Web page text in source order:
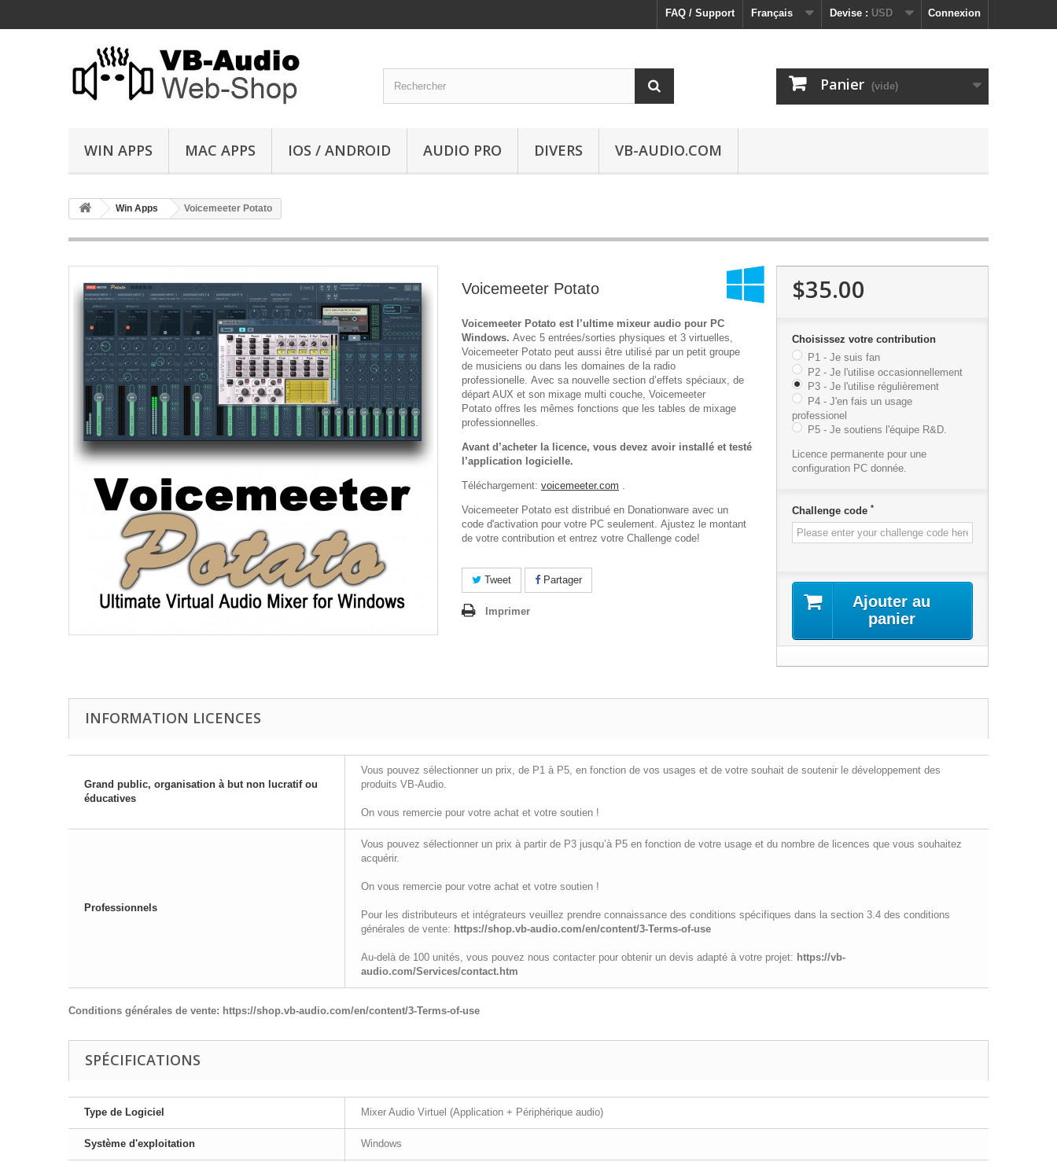
Connexion
Devise : USD
Français
FAQ / Support
Panier (vide)
WIN APPS MAC APPS IOS / ANDROID AUDIO PRO DIVERS VB-AUDIO.COM
Win Apps Voicemeeter Potato
Voicemeeter Potato
Voicemeeter Potato est l’ultime mixeur audio pour PC
Windows. Avec 5 entrées/sorties physiques et 3 virtuelles,
Voicemeeter Potato peut aussi être utilisé par un petit groupe
de musiciens ou dans les domaines de la radio
professionelle. Avec sa nouvelle section d’effets spéciaux, de
départ AUX et son mixage multi couche, Voicemeeter
Potato offres les mêmes fonctions que les tables de mixage
professionnelles.
Avant d’acheter la licence, vous devez avoir installé et testé
l’application logicielle.
Téléchargement: voicemeeter.com .
Voicemeeter Potato est distribué en Donationware avec un
code d'activation pour votre PC seulement. Ajustez le montant
de votre contribution et entrez votre Challenge code!
Tweet Partager
Imprimer
$35.00
Choisissez votre contribution
P1 - Je suis fan
P2 - Je l'utilise occasionnellement
P3 - Je l'utilise régulièrement
P4 - J'en fais un usage
professionel
P5 - Je soutiens l'équipe R&D.
Licence permanente pour une
configuration PC donnée.
Challenge code *
Ajouter au
panier
INFORMATION LICENCES
Grand public, organisation à but non lucratif ou
éducatives
Vous pouvez sélectionner un prix, de P1 à P5, en fonction de vos usages et de votre souhait de soutenir le développement des
produits VB-Audio.
On vous remercie pour votre achat et votre soutien !
Professionnels
Vous pouvez sélectionner un prix à partir de P3 jusqu’à P5 en fonction de votre usage et du nombre de licences que vous souhaitez
acquérir.
On vous remercie pour votre achat et votre soutien !
Pour les distributeurs et intégrateurs veuillez prendre connaissance des conditions spécifiques dans la section 3.4 des conditions
générales de vente: https://shop.vb-audio.com/en/content/3-Terms-of-use
Au-delà de 100 unités, vous pouvez nous contacter pour obtenir un devis adapté à votre projet: https://vb-
audio.com/Services/contact.htm
Conditions générales de vente: https://shop.vb-audio.com/en/content/3-Terms-of-use
SPÉCIFICATIONS
Type de Logiciel Mixer Audio Virtuel (Application + Périphérique audio)
Système d'exploitation Windows